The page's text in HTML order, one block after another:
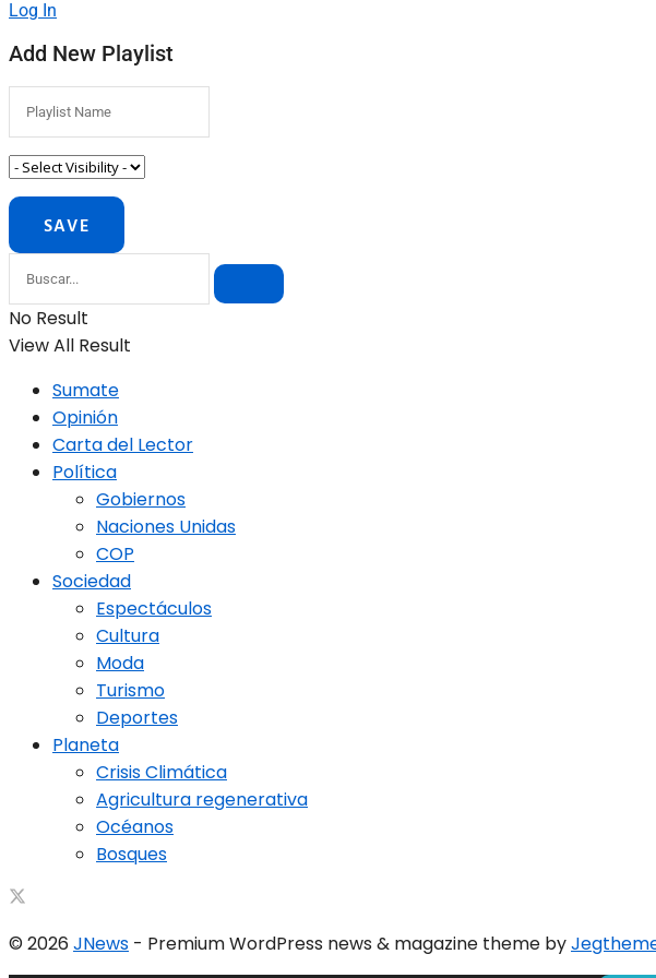
Log In
Add New Playlist
No Result
View All Result
Sumate
Opinión
Carta del Lector
Política
Gobiernos
Naciones Unidas
COP
Sociedad
Espectáculos
Cultura
Moda
Turismo
Deportes
Planeta
Crisis Climática
Agricultura regenerativa
Océanos
Bosques
© 2026 JNews - Premium WordPress news & magazine theme by